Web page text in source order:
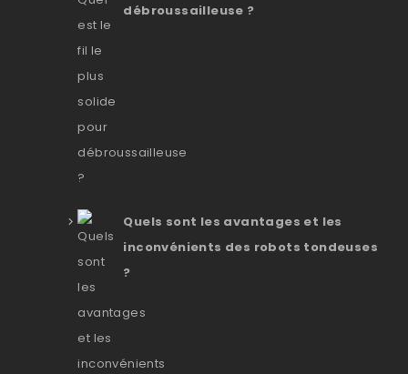
débroussailleuse ?
Quels sont les avantages et les
inconvénients des robots tondeuses
?